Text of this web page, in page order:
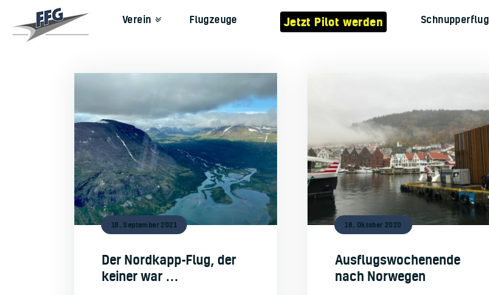
Verein Flugzeuge Jetzt Pilot werden Schnupperflug
Verein
Schnupperflug
Flugschule
Kontakt
18. September 2021
Der Nordkapp-Flug, der
keiner war …
18. Oktober 2020
Ausflugswochenende
nach Norwegen